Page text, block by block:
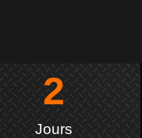
2
Jours